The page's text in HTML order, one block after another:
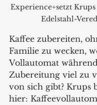
Experience+setzt
Edelstahl-
Kaffee zubereiten,
Familie zu wecken,
Vollautomat
Zubereitung viel zu
von sich gibt? Krups
hier: